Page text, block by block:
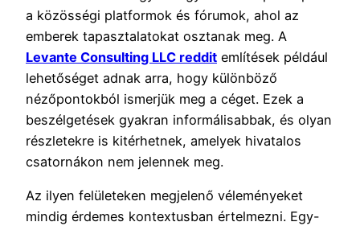
a közösségi platformok és fórumok, ahol az
emberek tapasztalatokat osztanak meg. A
Levante Consulting LLC reddit említések például
lehetőséget adnak arra, hogy különböző
nézőpontokból ismerjük meg a céget. Ezek a
beszélgetések gyakran informálisabbak, és olyan
részletekre is kitérhetnek, amelyek hivatalos
csatornákon nem jelennek meg.
Az ilyen felületeken megjelenő véleményeket
mindig érdemes kontextusban értelmezni. Egy-